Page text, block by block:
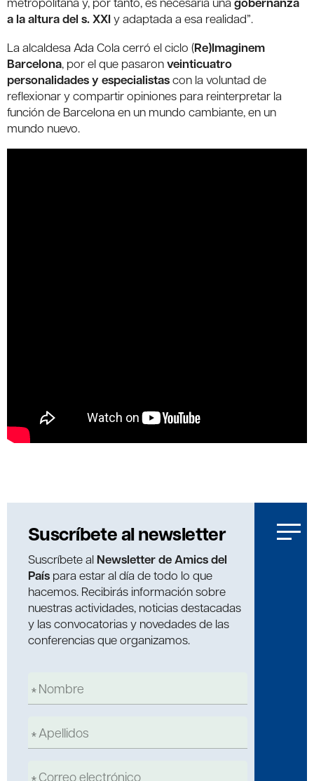
a la altura del s. XXIy adaptada a esa realidad”.
La alcaldesa Ada Cola cerró el ciclo (Re)Imaginem
Barcelona, por el que pasaronveinticuatro
personalidades y especialistascon la voluntad de
reflexionar y compartir opiniones para reinterpretar la
función de Barcelona en un mundo cambiante, en un
mundo nuevo.
Suscríbete al newsletter
Suscríbete al Newsletter de Amics del
País para estar al día de todo lo que
hacemos. Recibirás información sobre
nuestras actividades, noticias destacadas
y las convocatorias y novedades de las
conferencias que organizamos.